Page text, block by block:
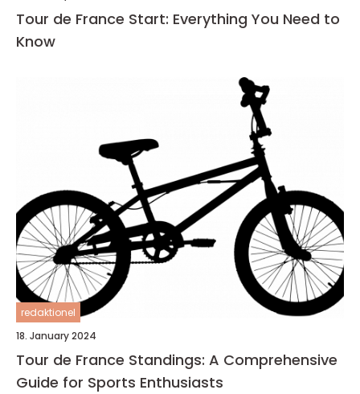
Tour de France Start: Everything You Need to
Know
redaktionel
18. January 2024
Tour de France Standings: A Comprehensive
Guide for Sports Enthusiasts